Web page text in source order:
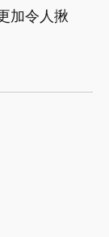
加令人揪